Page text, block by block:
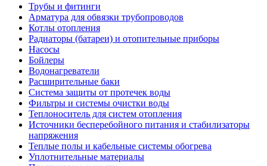
Трубы и фитинги
Арматура для обвязки трубопроводов
Котлы отопления
Радиаторы (батареи) и отопительные приборы
Насосы
Бойлеры
Водонагреватели
Расширительные баки
Система защиты от протечек воды
Фильтры и системы очистки воды
Теплоноситель для систем отопления
Источники бесперебойного питания и стабилизаторы
напряжения
Теплые полы и кабельные системы обогрева
Уплотнительные материалы